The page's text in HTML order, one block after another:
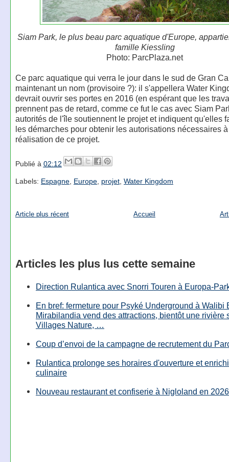
Siam Park, le plus beau parc aquatique d'Europe,
famille Kiessling
Photo: ParcPlaza.net
Ce parc aquatique qui verra le jour dans le sud de Gran
maintenant un nom (provisoire ?): il s'appellera Water
devrait ouvrir ses portes en 2016 (en espérant que les
prennent pas de retard, comme ce fut le cas avec Siam
autorités de l'île soutiennent le projet et indiquent qu'elles
les démarches pour obtenir les autorisations nécessaires
réalisation de ce projet.
Publié à 02:12
Labels: Espagne, Europe, projet, Water Kingdom
Article plus récent Accueil
Articles les plus lus cette semaine
Direction Rulantica avec Snorri Touren à Europa-
En bref: fermeture pour Psyké Underground à Walibi
Mirabilandia vend des attractions, bientôt une rivière
Villages Nature, …
Coup d’envoi de la campagne de recrutement du
Rulantica prolonge ses horaires d'ouverture et
culinaire
Nouveau restaurant et confiserie à Nigloland en 2026